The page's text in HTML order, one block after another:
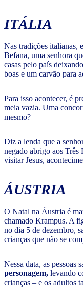
ITÁLIA
Nas tradições italianas,
Befana, uma senhora
casas pelo país deixando
boas e um carvão para
Para isso acontecer, é
meia vazia. Uma
mesmo?
Diz a lenda que a
negado abrigo aos Três
visitar Jesus,
ÁUSTRIA
O Natal na Áustria é
chamado Krampus. A
no dia 5 de dezembro,
crianças que não se
Nessa data, as pessoas
personagem, levando
crianças – e os adultos